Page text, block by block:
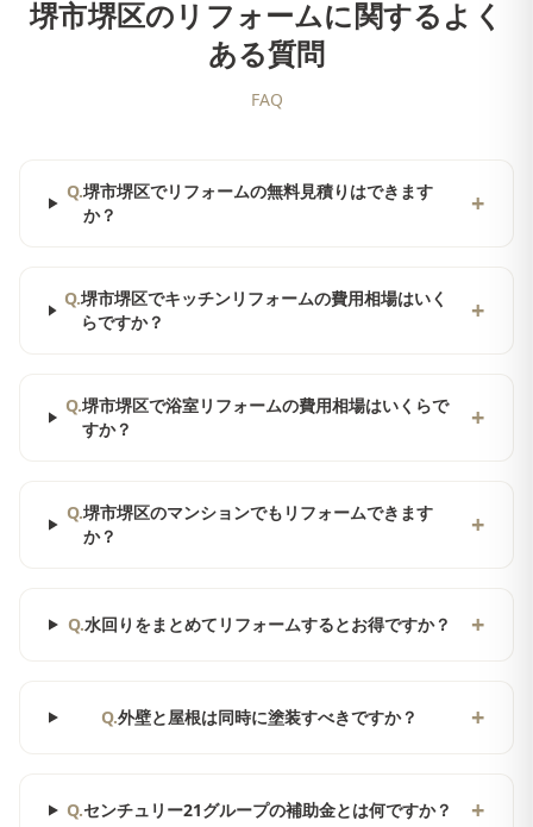
堺市堺区のリフォームに関するよく
ある質問
FAQ
Q.堺市堺区でリフォームの無料見積りはできます
か？
+
Q.堺市堺区でキッチンリフォームの費用相場はいく
らですか？
+
Q.堺市堺区で浴室リフォームの費用相場はいくらで
すか？
+
Q.堺市堺区のマンションでもリフォームできます
か？
+
Q.水回りをまとめてリフォームするとお得ですか？ +
Q.外壁と屋根は同時に塗装すべきですか？ +
Q.センチュリー21グループの補助金とは何ですか？ +